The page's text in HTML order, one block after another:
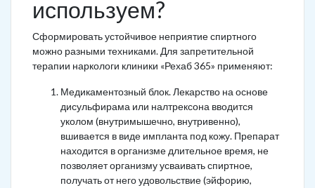
используем?
Сформировать устойчивое неприятие спиртного
можно разными техниками. Для запретительной
терапии наркологи клиники «Рехаб 365» применяют:
Медикаментозный блок. Лекарство на основе
дисульфирама или налтрексона вводится
уколом (внутримышечно, внутривенно),
вшивается в виде импланта под кожу. Препарат
находится в организме длительное время, не
позволяет организму усваивать спиртное,
получать от него удовольствие (эйфорию,